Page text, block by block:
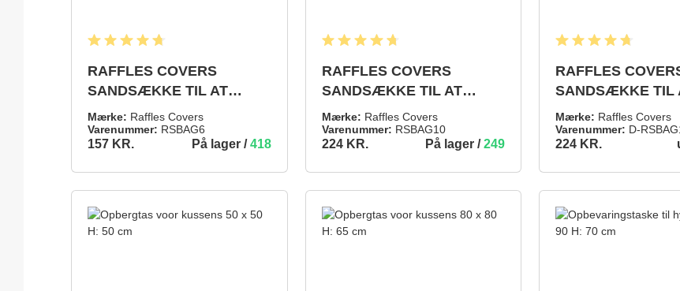
RAFFLES COVERS
SANDSÆKKE TIL AT
FORHINDRE, AT DIT
OVERTRÆK BLÆSER
VÆK
Mærke: Raffles Covers
Varenummer: RSBAG6
157 KR. På lager /418
157 KR. TILFØJ TIL INDKØBSKURV
RAFFLES COVERS
SANDSÆKKE TIL AT
FORHINDRE, AT DIT
OVERTRÆK BLÆSER
VÆK
Mærke: Raffles Covers
Varenummer: RSBAG10
224 KR. På lager /249
224 KR. TILFØJ TIL INDKØBSKURV
RAFFLES
SANDSÆKKE TIL
FORHINDRE, AT
OVERTRÆK
VÆK
Mærke: Raffles Covers
Varenummer: D-
224 KR.
DETALJER